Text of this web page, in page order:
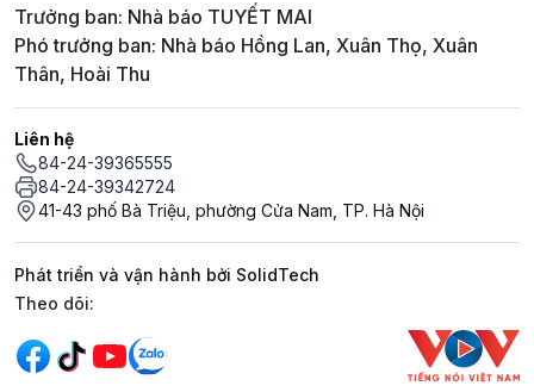
Trưởng ban: Nhà báo TUYẾT MAI
Phó trưởng ban: Nhà báo Hồng Lan, Xuân Thọ, Xuân
Thân, Hoài Thu
Liên hệ
84-24-39365555
84-24-39342724
41-43 phố Bà Triệu, phường Cửa Nam, TP. Hà Nội
Phát triển và vận hành bởi SolidTech
Mạng xã hội
Theo dõi: